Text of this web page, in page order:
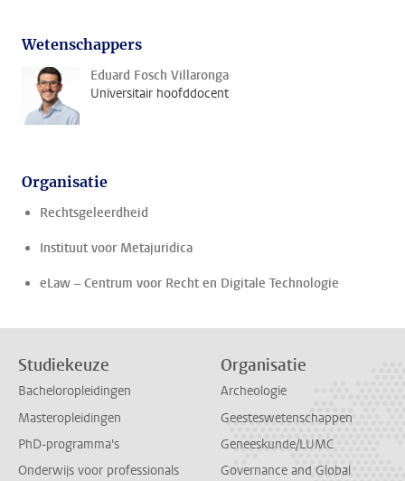
Wetenschappers
Eduard Fosch Villaronga
Universitair hoofddocent
Organisatie
Rechtsgeleerdheid
Instituut voor Metajuridica
eLaw – Centrum voor Recht en Digitale Technologie
Studiekeuze
Bacheloropleidingen
Masteropleidingen
PhD-programma's
Onderwijs voor professionals
Organisatie
Archeologie
Geesteswetenschappen
Geneeskunde/LUMC
Governance and Global